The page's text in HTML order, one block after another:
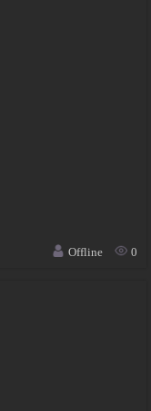
Offline
0